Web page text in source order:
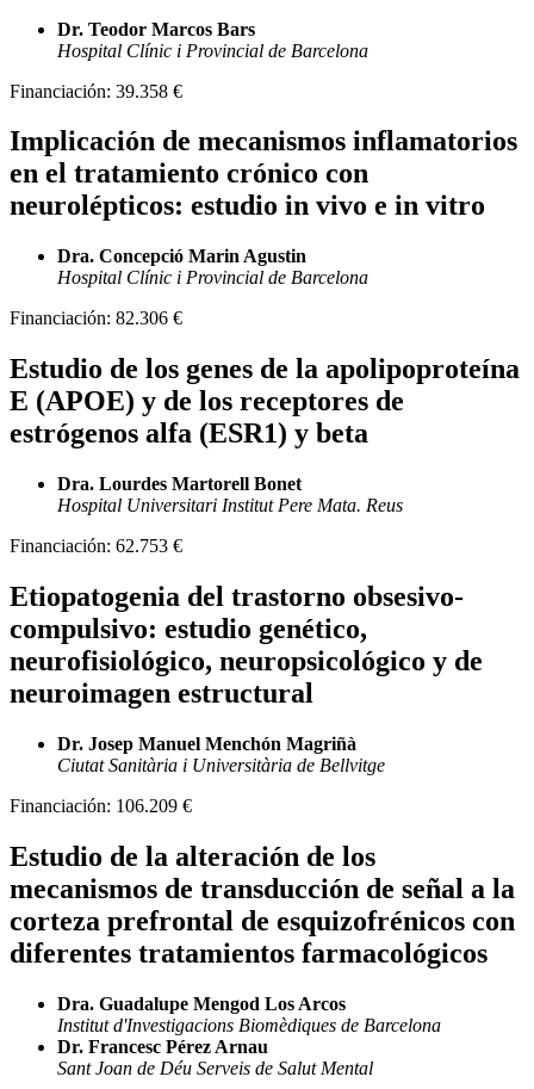
Dr. Teodor Marcos Bars
Hospital Clínic i Provincial de Barcelona
Financiación: 39.358 €
Implicación de mecanismos inflamatorios
en el tratamiento crónico con
neurolépticos: estudio in vivo e in vitro
Dra. Concepció Marin Agustin
Hospital Clínic i Provincial de Barcelona
Financiación: 82.306 €
Estudio de los genes de la apolipoproteína
E (APOE) y de los receptores de
estrógenos alfa (ESR1) y beta
Dra. Lourdes Martorell Bonet
Hospital Universitari Institut Pere Mata. Reus
Financiación: 62.753 €
Etiopatogenia del trastorno obsesivo-
compulsivo: estudio genético,
neurofisiológico, neuropsicológico y de
neuroimagen estructural
Dr. Josep Manuel Menchón Magriñà
Ciutat Sanitària i Universitària de Bellvitge
Financiación: 106.209 €
Estudio de la alteración de los
mecanismos de transducción de señal a la
corteza prefrontal de esquizofrénicos con
diferentes tratamientos farmacológicos
Dra. Guadalupe Mengod Los Arcos
Institut d'Investigacions Biomèdiques de Barcelona
Dr. Francesc Pérez Arnau
Sant Joan de Déu Serveis de Salut Mental